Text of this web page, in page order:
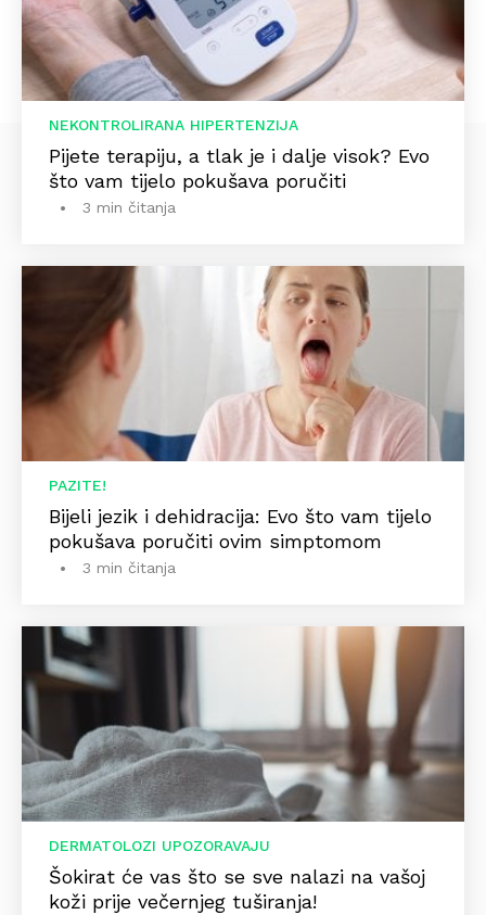
NEKONTROLIRANA HIPERTENZIJA
Pijete terapiju, a tlak je i dalje visok? Evo
što vam tijelo pokušava poručiti
3 min čitanja
PAZITE!
Bijeli jezik i dehidracija: Evo što vam tijelo
pokušava poručiti ovim simptomom
3 min čitanja
DERMATOLOZI UPOZORAVAJU
Šokirat će vas što se sve nalazi na vašoj
koži prije večernjeg tuširanja!